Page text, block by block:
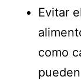
Evitar
como